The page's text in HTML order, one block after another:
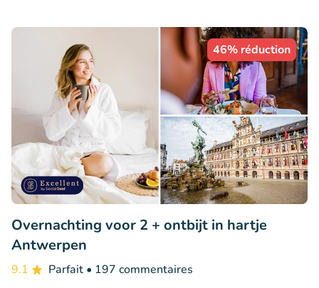
46% réduction
Overnachting voor 2 + ontbijt in hartje
Antwerpen
9.1 Parfait • 197 commentaires